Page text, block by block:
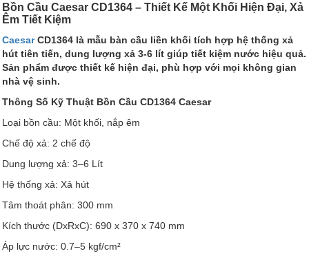
Bồn Cầu Caesar CD1364 – Thiết Kế Một Khối Hiện Đại, Xả
Êm Tiết Kiệm
CaesarCD1364 là mẫu bàn cầu liền khối tích hợp hệ thống xả
hút tiên tiến, dung lượng xả 3-6 lít giúp tiết kiệm nước hiệu quả.
Sản phẩm được thiết kế hiện đại, phù hợp với mọi không gian
nhà vệ sinh.
Thông Số Kỹ Thuật Bồn Cầu CD1364 Caesar
Loại bồn cầu: Một khối, nắp êm
Chế độ xả: 2 chế độ
Dung lượng xả: 3–6 Lít
Hệ thống xả: Xả hút
Tâm thoát phân: 300 mm
Kích thước (DxRxC): 690 x 370 x 740 mm
Áp lực nước: 0.7–5 kgf/cm²